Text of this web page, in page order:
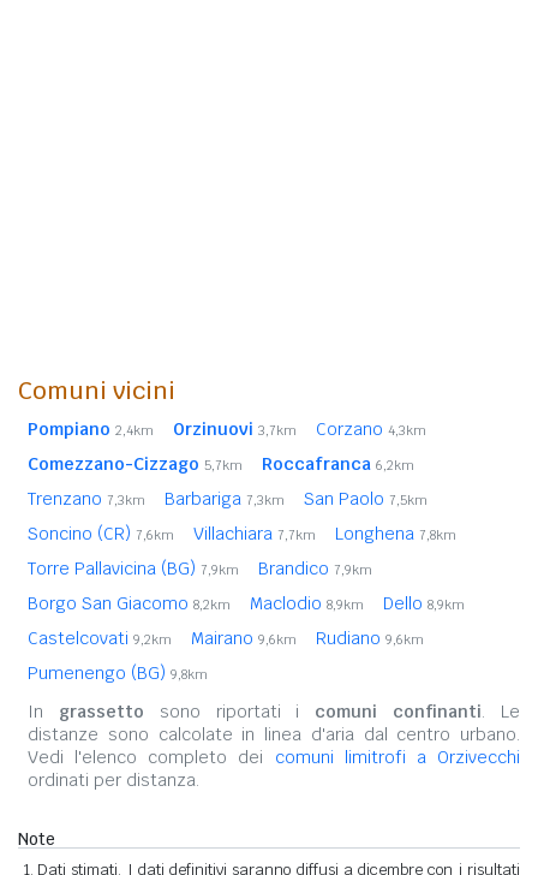
Comuni vicini
Pompiano 2,4km Orzinuovi 3,7km Corzano 4,3km
Comezzano-Cizzago 5,7km Roccafranca 6,2km
Trenzano 7,3km Barbariga 7,3km San Paolo 7,5km
Soncino (CR) 7,6km Villachiara 7,7km Longhena 7,8km
Torre Pallavicina (BG) 7,9km Brandico 7,9km
Borgo San Giacomo 8,2km Maclodio 8,9km Dello 8,9km
Castelcovati 9,2km Mairano 9,6km Rudiano 9,6km
Pumenengo (BG) 9,8km
In grassetto sono riportati i comuni confinanti. Le
distanze sono calcolate in linea d'aria dal centro urbano.
Vedi l'elenco completo dei comuni limitrofi a Orzivecchi
ordinati per distanza.
Note
Dati stimati. I dati definitivi saranno diffusi a dicembre con i risultati